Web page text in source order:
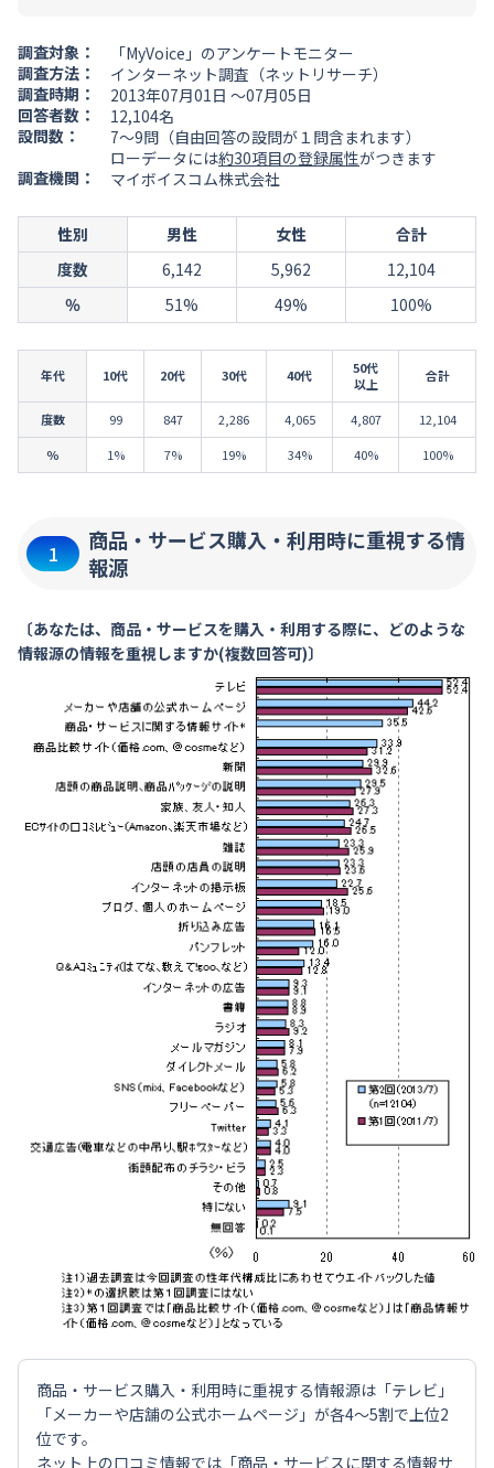
調査対象：
「MyVoice」のアンケートモニター
調査方法：
インターネット調査（ネットリサーチ）
調査時期：
2013年07月01日 ～07月05日
回答者数：
12,104名
設問数：
7～9問（自由回答の設問が１問含まれます）
ローデータには約30項目の登録属性がつきます
調査機関：
マイボイスコム株式会社
性別 男性 女性
合計
度数
6,142 5,962
12,104
％
51% 49% 100%
年代 10代 20代 30代 40代
50代
以上
合計
度数 99 847 2,286 4,065 4,807
12,104
％
1% 7% 19% 34% 40% 100%
1
商品・サービス購入・利用時に重視する情
報源
〔あなたは、商品・サービスを購入・利用する際に、どのような
情報源の情報を重視しますか(複数回答可)〕
商品・サービス購入・利用時に重視する情報源は「テレビ」
「メーカーや店舗の公式ホームページ」が各4～5割で上位2
位です。
ネット上の口コミ情報では「商品・サービスに関する情報サ